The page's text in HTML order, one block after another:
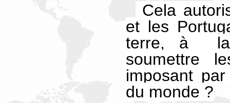
Cela
et les
terre, à
soumettre
imposant
du monde ?